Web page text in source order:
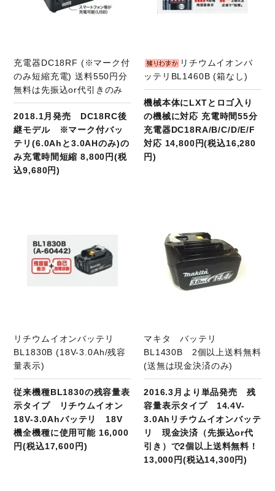
充電器DC18RF (※マーク付
のみ短縮充電) 送料550円分
無料は先振込or代引きのみ
2018.1月発売 DC18RC後
継モデル ※マーク付バッ
テリ(6.0Ahと3.0AHのみ)の
み充電時間短縮 8,800円(税
込9,680円)
リチウムイオンバ
ッテリBL1460B (箱なし)
機械本体にLXTとロゴ入り
の機械に対応 充電時間55分
充電器DC18RA/B/C/D/E/F
対応 14,800円(税込16,280
円)
リチウムイオンバッテリ
BL1830B (18V-3.0Ah/残容
量表示)
従来機種BL1830の残容量表
示タイプ リチウムイオン
18V-3.0Ahバッテリ 18V
機全機種に使用可能 16,000
円(税込17,600円)
マキタ バッテリ
BL1430B 2個以上送料無料
(送無は現金決済のみ)
2016.3月より単品発売 残
容量表示タイプ 14.4V-
3.0Ahリチウムイオンバッテ
リ 現金決済（先振込or代
引き）で2個以上送料無料！
13,000円(税込14,300円)